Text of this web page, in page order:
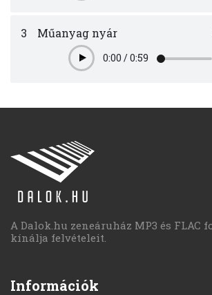
3 Műanyag nyár
Play0:00 /0:59
A Dalok.hu zeneáruház MP3 és FLAC
kínálja felvételeit.
Információk